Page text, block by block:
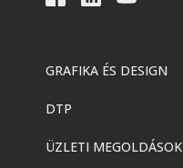
GRAFIKA ÉS DESIGN
DTP
ÜZLETI MEGOLDÁSOK